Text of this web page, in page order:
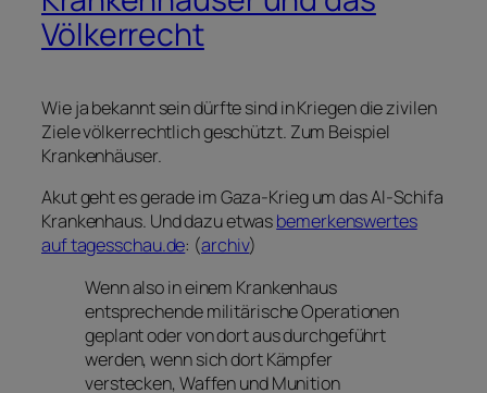
Völkerrecht
Wie ja bekannt sein dürfte sind in Kriegen die zivilen
Ziele völkerrechtlich geschützt. Zum Beispiel
Krankenhäuser.
Akut geht es gerade im Gaza-Krieg um das Al-Schifa
Krankenhaus. Und dazu etwasbemerkenswertes
auf tagesschau.de: (archiv)
Wenn also in einem Krankenhaus
entsprechende militärische Operationen
geplant oder von dort aus durchgeführt
werden, wenn sich dort Kämpfer
verstecken, Waffen und Munition